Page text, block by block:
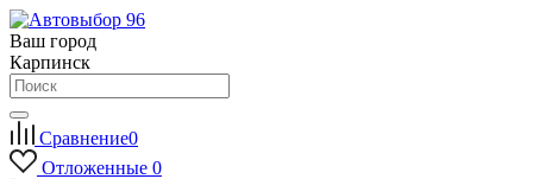
Ваш город
Карпинск
Сравнение0
Отложенные 0